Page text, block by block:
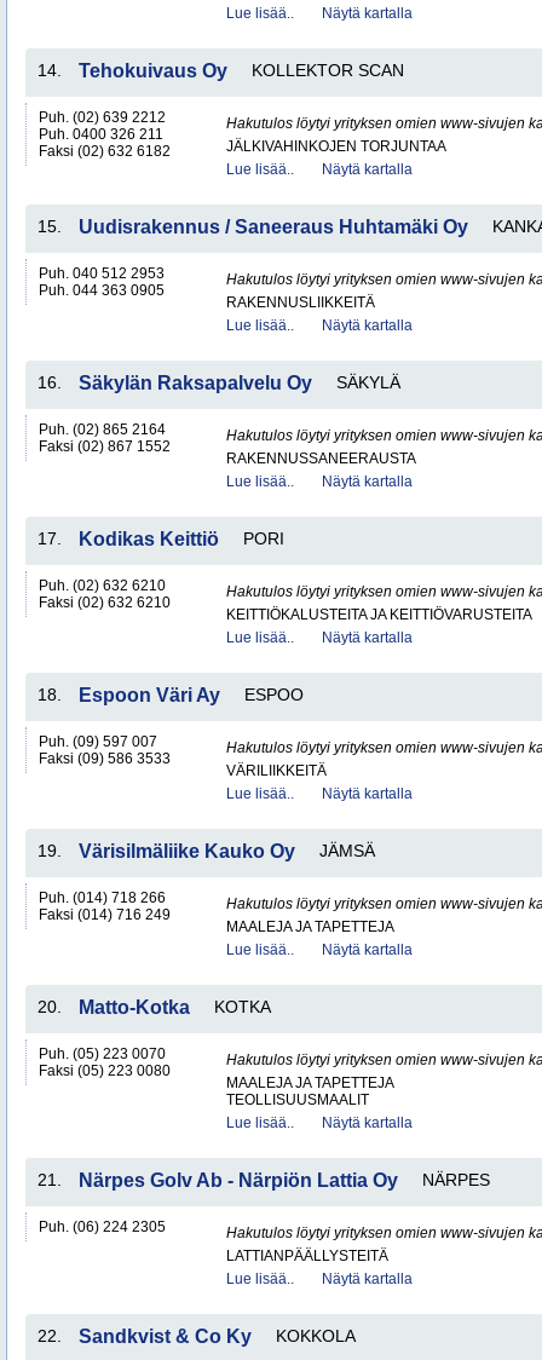
Lue lisää..
Näytä kartalla
14. Tehokuivaus Oy KOLLEKTOR SCAN
Puh. (02) 639 2212
Puh. 0400 326 211
Faksi (02) 632 6182
Hakutulos löytyi yrityksen omien www-sivujen
JÄLKIVAHINKOJEN TORJUNTAA
Lue lisää..
Näytä kartalla
15. Uudisrakennus / Saneeraus Huhtamäki Oy
Puh. 040 512 2953
Puh. 044 363 0905
Hakutulos löytyi yrityksen omien www-sivujen
RAKENNUSLIIKKEITÄ
Lue lisää..
Näytä kartalla
16. Säkylän Raksapalvelu Oy SÄKYLÄ
Puh. (02) 865 2164
Faksi (02) 867 1552
Hakutulos löytyi yrityksen omien www-sivujen
RAKENNUSSANEERAUSTA
Lue lisää..
Näytä kartalla
17. Kodikas Keittiö PORI
Puh. (02) 632 6210
Faksi (02) 632 6210
Hakutulos löytyi yrityksen omien www-sivujen
KEITTIÖKALUSTEITA JA KEITTIÖVARUSTEITA
Lue lisää..
Näytä kartalla
18. Espoon Väri Ay ESPOO
Puh. (09) 597 007
Faksi (09) 586 3533
Hakutulos löytyi yrityksen omien www-sivujen
VÄRILIIKKEITÄ
Lue lisää..
Näytä kartalla
19. Värisilmäliike Kauko Oy JÄMSÄ
Puh. (014) 718 266
Faksi (014) 716 249
Hakutulos löytyi yrityksen omien www-sivujen
MAALEJA JA TAPETTEJA
Lue lisää..
Näytä kartalla
20. Matto-Kotka KOTKA
Puh. (05) 223 0070
Faksi (05) 223 0080
Hakutulos löytyi yrityksen omien www-sivujen
MAALEJA JA TAPETTEJA
TEOLLISUUSMAALIT
Lue lisää..
Näytä kartalla
21. Närpes Golv Ab - Närpiön Lattia Oy NÄRPES
Puh. (06) 224 2305
Hakutulos löytyi yrityksen omien www-sivujen
LATTIANPÄÄLLYSTEITÄ
Lue lisää..
Näytä kartalla
22. Sandkvist & Co Ky KOKKOLA